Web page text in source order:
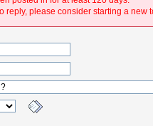
reply, please consider starting a new